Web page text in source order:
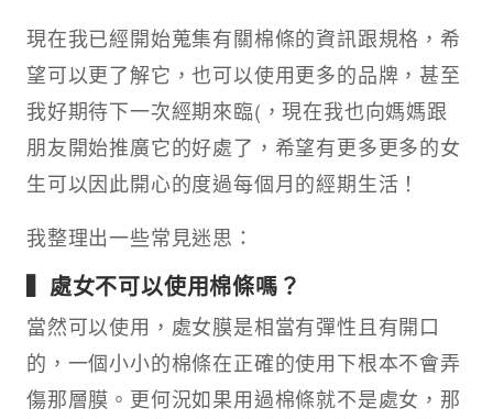
現在我已經開始蒐集有關棉條的資訊跟規格，希
望可以更了解它，也可以使用更多的品牌，甚至
我好期待下一次經期來臨(，現在我也向媽媽跟
朋友開始推廣它的好處了，希望有更多更多的女
生可以因此開心的度過每個月的經期生活！
我整理出一些常見迷思：
▍處女不可以使用棉條嗎？
當然可以使用，處女膜是相當有彈性且有開口
的，一個小小的棉條在正確的使用下根本不會弄
傷那層膜。更何況如果用過棉條就不是處女，那